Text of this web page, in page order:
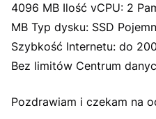
4096 MB Ilość vCPU: 2
MB Typ dysku: SSD
Szybkość Internetu: do
Bez limitów Centrum
Pozdrawiam i czekam na